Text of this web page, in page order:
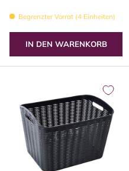
Begrenzter Vorrat (4 Einheiten)
IN DEN WARENKORB